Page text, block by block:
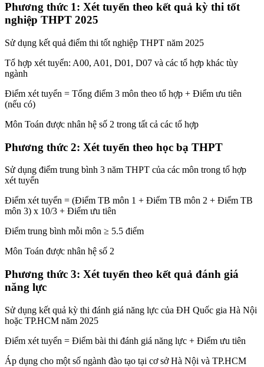
Phương thức 1: Xét tuyển theo kết quả kỳ thi tốt
nghiệp THPT 2025
Sử dụng kết quả điểm thi tốt nghiệp THPT năm 2025
Tổ hợp xét tuyển: A00, A01, D01, D07 và các tổ hợp khác tùy
ngành
Điểm xét tuyển = Tổng điểm 3 môn theo tổ hợp + Điểm ưu tiên
(nếu có)
Môn Toán được nhân hệ số 2 trong tất cả các tổ hợp
Phương thức 2: Xét tuyển theo học bạ THPT
Sử dụng điểm trung bình 3 năm THPT của các môn trong tổ hợp
xét tuyển
Điểm xét tuyển = (Điểm TB môn 1 + Điểm TB môn 2 + Điểm TB
môn 3) x 10/3 + Điểm ưu tiên
Điểm trung bình mỗi môn ≥ 5.5 điểm
Môn Toán được nhân hệ số 2
Phương thức 3: Xét tuyển theo kết quả đánh giá
năng lực
Sử dụng kết quả kỳ thi đánh giá năng lực của ĐH Quốc gia Hà Nội
hoặc TP.HCM năm 2025
Điểm xét tuyển = Điểm bài thi đánh giá năng lực + Điểm ưu tiên
Áp dụng cho một số ngành đào tạo tại cơ sở Hà Nội và TP.HCM